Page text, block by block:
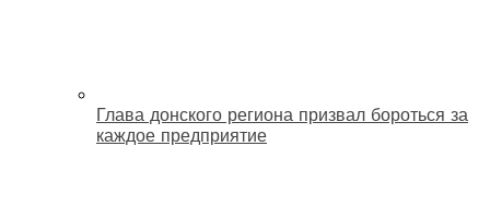
Глава донского региона призвал бороться за
каждое предприятие